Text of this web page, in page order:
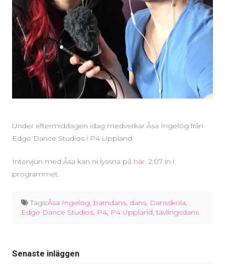
Under eftermiddagen idag medverkar Åsa Ingelög från
Edge Dance Studios i P4 Uppland.
Intervjun med Åsa kan ni lyssna på här. 2:07 in i
programmet.
Tags:Åsa Ingelög, barndans, dans, Dansskola,
Edge Dance Studios, P4, P4 Uppland, tävlingsdans
Senaste inläggen